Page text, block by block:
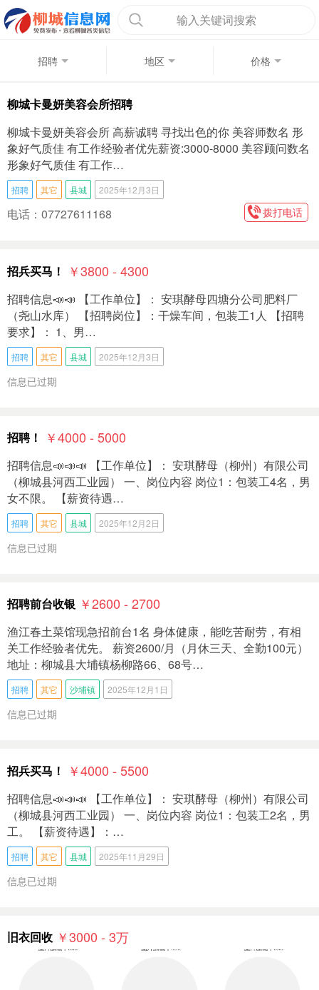
输入关键词搜索
招聘 地区 价格
柳城卡曼妍美容会所招聘
柳城卡曼妍美容会所 高薪诚聘 寻找出色的你 美容师数名 形
象好气质佳 有工作经验者优先薪资:3000-8000 美容顾问数名
形象好气质佳 有工作…
招聘 其它 县城 2025年12月3日
电话：07727611168 拨打电话
招兵买马！ ￥3800 - 4300
招聘信息📣📣 【工作单位】： 安琪酵母四塘分公司肥料厂
（尧山水库） 【招聘岗位】：干燥车间，包装工1人 【招聘
要求】： 1、男…
招聘 其它 县城 2025年12月3日
信息已过期
招聘！ ￥4000 - 5000
招聘信息📣📣📣 【工作单位】： 安琪‭酵母（柳州）有限公司
（柳城县河西工业园） 一、岗位内容 岗位1：包装工4名，男
女不限。 【薪资待遇…
招聘 其它 县城 2025年12月2日
信息已过期
招聘前台收银 ￥2600 - 2700
渔江春土菜馆现急招前台1名 身体健康，能吃苦耐劳，有相
关工作经验者优先。 薪资2600/月（月休三天、全勤100元）
地址：柳城县大埔镇杨柳路66、68号…
招聘 其它 沙埔镇 2025年12月1日
信息已过期
招兵买马！ ￥4000 - 5500
招聘信息📣📣📣 【工作单位】： 安琪‭酵母（柳州）有限公司
（柳城县河西工业园） 一、岗位内容 岗位1：包装工2名，男
工。 【薪资待遇】：…
招聘 其它 县城 2025年11月29日
信息已过期
旧衣回收 ￥3000 - 3万